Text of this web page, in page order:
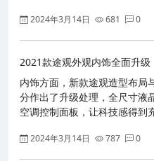
2024年3月14日 681 0
2021款途观外观内饰全面升级
内饰方面，新款途观造型布局
分作出了升级处理，全尺寸液
空调控制面板，让科技感得到
2024年3月14日 787 0